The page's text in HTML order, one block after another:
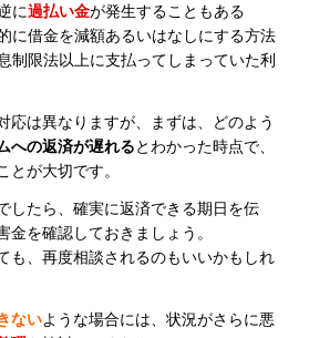
に過払い金が発生することもある
に借金を減額あるいはなしにする方法
制限法以上に支払ってしまっていた利
応は異なりますが、まずは、どのよう
への返済が遅れるとわかった時点で、
とが大切です。
したら、確実に返済できる期日を伝
金を確認しておきましょう。
も、再度相談されるのもいいかもしれ
ないような場合には、状況がさらに悪